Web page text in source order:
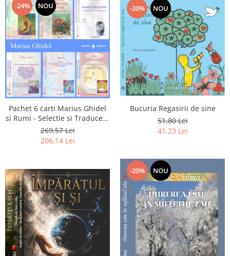
-24% NOU
Pachet 6 carti Marius Ghidel
si Rumi - Selectie si Traducere
de Marius Ghidel
269,57 Lei
206,14 Lei
-20% NOU
Bucuria Regasirii de sine
51,80 Lei
41,23 Lei
-20% NOU